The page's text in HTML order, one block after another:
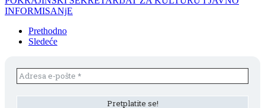
INFORMISANjE
Prethodno
Sledeće